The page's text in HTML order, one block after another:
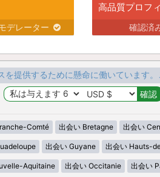
デレーター
高品質プロフ
確認済
を提供するために懸命に働いています
Comté 出会い Bretagne 出会い
出会い Guyane 出会い Hauts-
Aquitaine 出会い Occitanie 出会い